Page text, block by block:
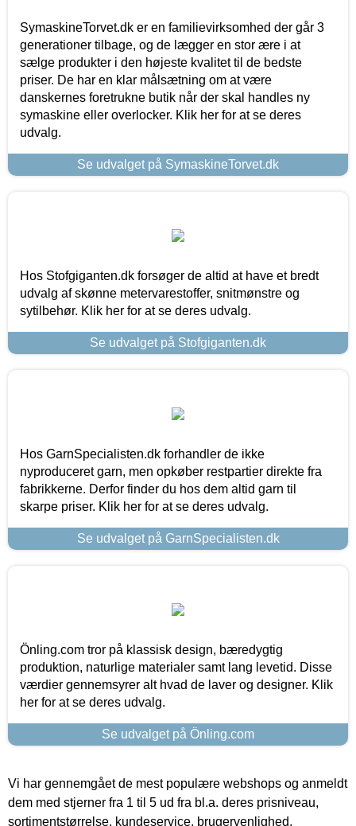
SymaskineTorvet.dk er en familievirksomhed der går 3
generationer tilbage, og de lægger en stor ære i at
sælge produkter i den højeste kvalitet til de bedste
priser. De har en klar målsætning om at være
danskernes foretrukne butik når der skal handles ny
symaskine eller overlocker. Klik her for at se deres
udvalg.
Se udvalget på SymaskineTorvet.dk
Hos Stofgiganten.dk forsøger de altid at have et bredt
udvalg af skønne metervarestoffer, snitmønstre og
sytilbehør. Klik her for at se deres udvalg.
Se udvalget på Stofgiganten.dk
Hos GarnSpecialisten.dk forhandler de ikke
nyproduceret garn, men opkøber restpartier direkte fra
fabrikkerne. Derfor finder du hos dem altid garn til
skarpe priser. Klik her for at se deres udvalg.
Se udvalget på GarnSpecialisten.dk
Önling.com tror på klassisk design, bæredygtig
produktion, naturlige materialer samt lang levetid. Disse
værdier gennemsyrer alt hvad de laver og designer. Klik
her for at se deres udvalg.
Se udvalget på Önling.com
Vi har gennemgået de mest populære webshops og anmeldt
dem med stjerner fra 1 til 5 ud fra bl.a. deres prisniveau,
sortimentstørrelse, kundeservice, brugervenlighed,